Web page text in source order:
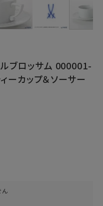
ブロッサム 000001-
ーカップ＆ソーサー